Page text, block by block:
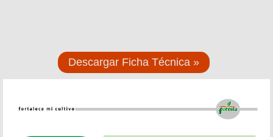
Descargar Ficha Técnica »